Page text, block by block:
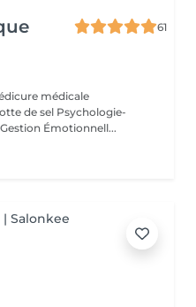
61
médicale
de sel Psychologie-
Émotionnell...